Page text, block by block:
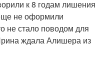
к 8 годам лишения
не оформили
не стало поводом для
ждала Алишера из